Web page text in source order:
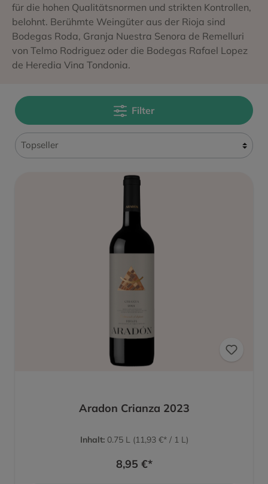
für die hohen Qualitätsnormen und strikten Kontrollen,
belohnt. Berühmte Weingüter aus der Rioja sind
Bodegas Roda, Granja Nuestra Senora de Remelluri
von Telmo Rodriguez oder die Bodegas Rafael Lopez
de Heredia Vina Tondonia.
Filter
Aradon Crianza 2023
Inhalt: 0.75 L (11,93 €* / 1 L)
8,95 €*